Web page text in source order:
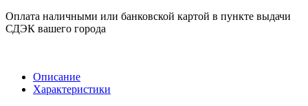
Оплата наличными или банковской картой в пункте выдачи
СДЭК вашего города
Описание
Характеристики